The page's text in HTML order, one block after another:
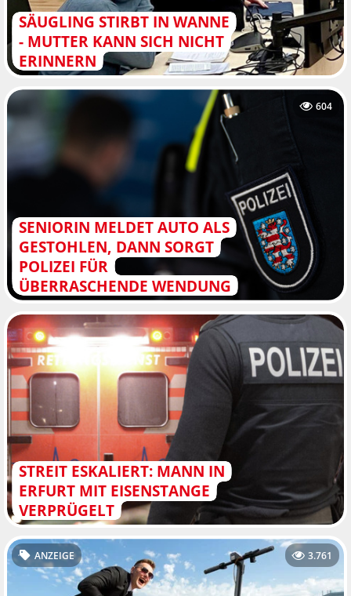
SÄUGLING STIRBT IN WANNE
- MUTTER KANN SICH NICHT
ERINNERN
SENIORIN MELDET AUTO ALS
GESTOHLEN, DANN SORGT
POLIZEI FÜR
ÜBERRASCHENDE WENDUNG
604
STREIT ESKALIERT: MANN IN
ERFURT MIT EISENSTANGE
VERPRÜGELT
ANZEIGE 3.761